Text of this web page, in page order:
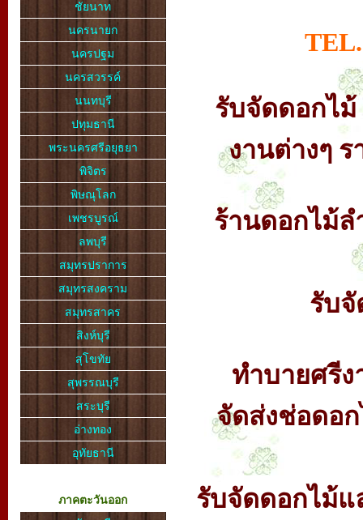
ชัยนาท
นครนายก
นครปฐม
นครสวรรค์
นนทบุรี
ปทุมธานี
พระนครศรีอยุธยา
พิจิตร
พิษณุโลก
เพชรบูรณ์
ลพบุรี
สมุทรปราการ
สมุทรสงคราม
สมุทรสาคร
สิงห์บุรี
สุโขทัย
สุพรรณบุรี
สระบุรี
อ่างทอง
อุทัยธานี
ภาคตะวันออก
TEL.
รับจัดดอกไ
งานต่างๆ
ร้านดอกไม้ล
รับ
ทำบายศรีง
จัดส่งช่อดอ
รับจัดดอกไม้แ